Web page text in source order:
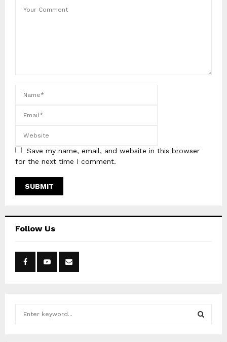
Save my name, email, and website in this browser
for the next time I comment.
Follow Us